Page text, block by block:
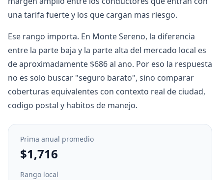
una tarifa fuerte y los que cargan mas riesgo.
Ese rango importa. En Monte Sereno, la diferencia
entre la parte baja y la parte alta del mercado local es
de aproximadamente $686 al ano. Por eso la respuesta
no es solo buscar "seguro barato", sino comparar
coberturas equivalentes con contexto real de ciudad,
codigo postal y habitos de manejo.
Prima anual promedio
$1,716
Rango local